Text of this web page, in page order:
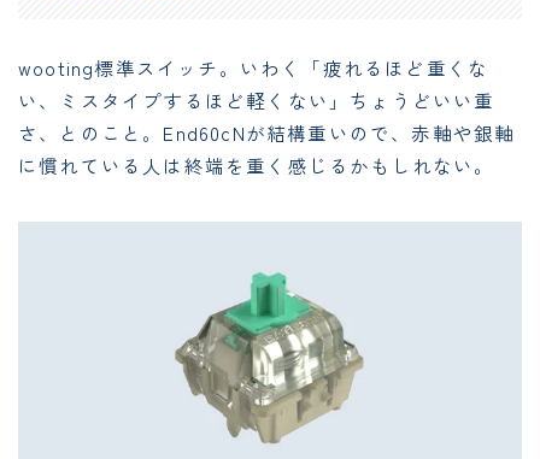
wooting標準スイッチ。いわく「疲れるほど重くな
い、ミスタイプするほど軽くない」ちょうどいい重
さ、とのこと。End60cNが結構重いので、赤軸や銀軸
に慣れている人は終端を重く感じるかもしれない。